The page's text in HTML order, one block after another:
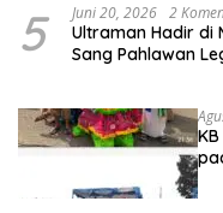
5 Juni 20, 2026 2
Ultraman Hadir di
Sang Pahlawan